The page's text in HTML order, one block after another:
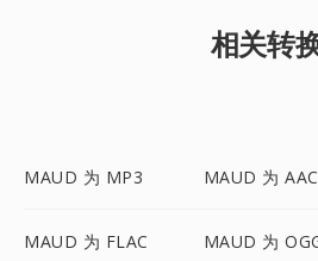
相关转
MAUD 为 MP3 MAUD 为 AAC
MAUD 为 FLAC MAUD 为